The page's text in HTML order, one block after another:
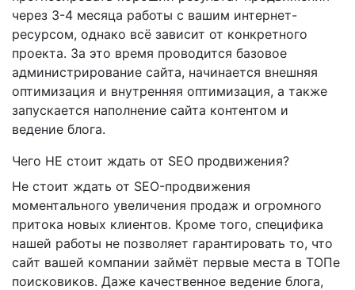
через 3-4 месяца работы с вашим интернет-
ресурсом, однако всё зависит от конкретного
проекта. За это время проводится базовое
администрирование сайта, начинается внешняя
оптимизация и внутренняя оптимизация, а также
запускается наполнение сайта контентом и
ведение блога.
Чего НЕ стоит ждать от SEO продвижения?
Не стоит ждать от SEO-продвижения
моментального увеличения продаж и огромного
притока новых клиентов. Кроме того, специфика
нашей работы не позволяет гарантировать то, что
сайт вашей компании займёт первые места в ТОПе
поисковиков. Даже качественное ведение блога,